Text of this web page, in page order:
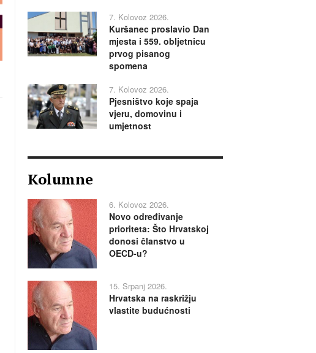
7. Kolovoz 2026.
Kuršanec proslavio Dan
mjesta i 559. obljetnicu
prvog pisanog
spomena
7. Kolovoz 2026.
Pjesništvo koje spaja
vjeru, domovinu i
umjetnost
Kolumne
6. Kolovoz 2026.
Novo određivanje
prioriteta: Što Hrvatskoj
donosi članstvo u
OECD-u?
15. Srpanj 2026.
Hrvatska na raskrižju
vlastite budućnosti